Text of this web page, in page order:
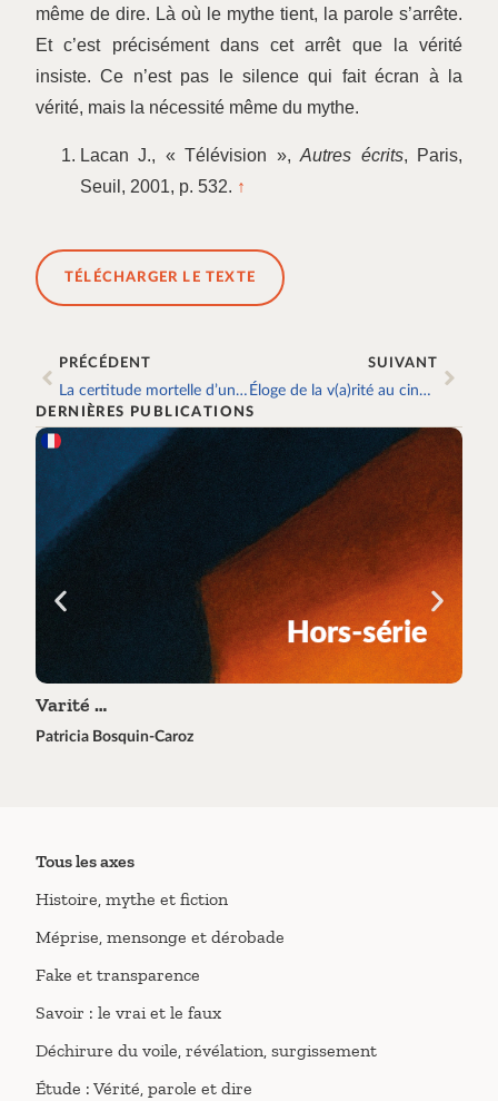
même de dire. Là où le mythe tient, la parole s’arrête.
Et c’est précisément dans cet arrêt que la vérité
insiste. Ce n’est pas le silence qui fait écran à la
vérité, mais la nécessité même du mythe.
Lacan J., « Télévision »,Autres écrits, Paris,
Seuil, 2001, p. 532. ↑
TÉLÉCHARGER LE TEXTE
PRÉCÉDENT
La certitude mortelle d’une vérité
SUIVANT
Éloge de la v(a)rité au cinéma : Rashômon et La Grazia
DERNIÈRES PUBLICATIONS
Varité …
Patricia Bosquin-Caroz
Tous les axes
Histoire, mythe et fiction
Méprise, mensonge et dérobade
Fake et transparence
Savoir : le vrai et le faux
Déchirure du voile, révélation, surgissement
Étude : Vérité, parole et dire